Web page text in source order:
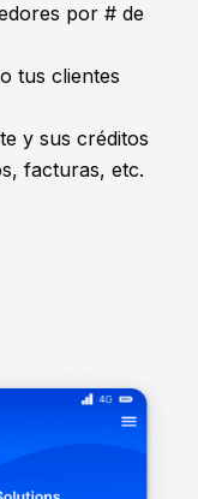
por # de
tus clientes
y sus créditos
facturas, etc.